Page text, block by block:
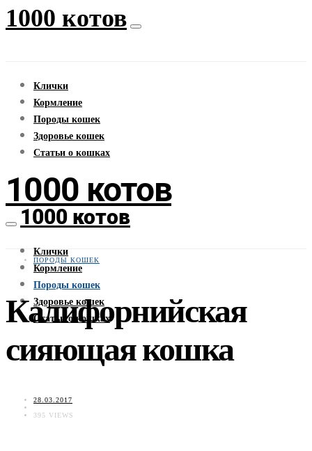
1000 котов
Клички
Кормление
Породы кошек
Здоровье кошек
Статьи о кошках
1000 котов
1000 котов
Клички
Кормление
Породы кошек
Здоровье кошек
Статьи о кошках
ПОРОДЫ КОШЕК
Калифорнийская
сияющая кошка
28.03.2017
395 VIEWS